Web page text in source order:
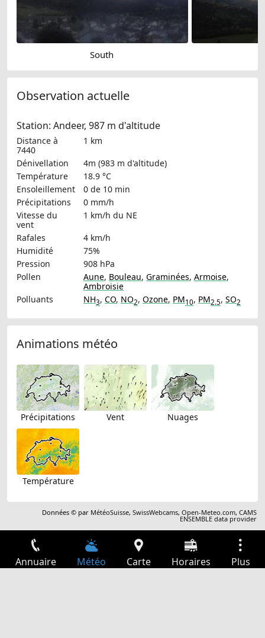
South
Observation actuelle
Station: Andeer, 987 m d'altitude
Distance à
7440
1 km
Dénivellation
4m (983 m d'altitude)
Température
18.9 °C
Ensoleillement
0 de 10 min
Précipitations
0 mm/h
Vitesse du
vent
1 km/h du NE
Rafales
4 km/h
Humidité
75%
Pression
908 hPa
Pollen
Aune, Bouleau, Graminées, Armoise,
Ambroisie
Polluants
NH3, CO, NO2, Ozone, PM10, PM2.5, SO2
Animations météo
Précipitations Vent Nuages
Température
Données © par MétéoSuisse,SwissWebcams,Open-Meteo.com,CAMS
ENSEMBLE data provider
Annuaire Météo Carte Horaires Plus